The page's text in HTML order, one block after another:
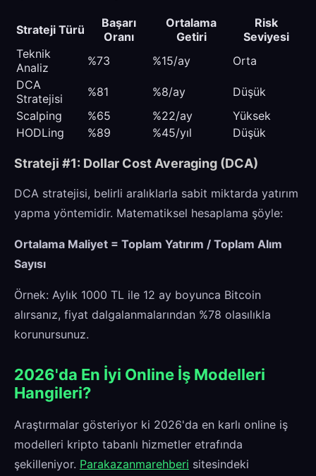
Strateji Türü
Başarı
Oranı
Ortalama
Getiri
Risk
Seviyesi
Teknik
Analiz
%73 %15/ay
Orta
DCA
Stratejisi
%81 %8/ay
Düşük
Scalping
%65 %22/ay
Yüksek
HODLing
%89 %45/yıl Düşük
Strateji #1: Dollar Cost Averaging (DCA)
DCA stratejisi, belirli aralıklarla sabit miktarda yatırım
yapma yöntemidir. Matematiksel hesaplama şöyle:
Ortalama Maliyet = Toplam Yatırım / Toplam Alım
Sayısı
Örnek: Aylık 1000 TL ile 12 ay boyunca Bitcoin
alırsanız, fiyat dalgalanmalarından %78 olasılıkla
korunursunuz.
2026'da En İyi Online İş Modelleri
Hangileri?
Araştırmalar gösteriyor ki 2026'da en karlı online iş
modelleri kripto tabanlı hizmetler etrafında
şekilleniyor. Parakazanmarehberi sitesindeki